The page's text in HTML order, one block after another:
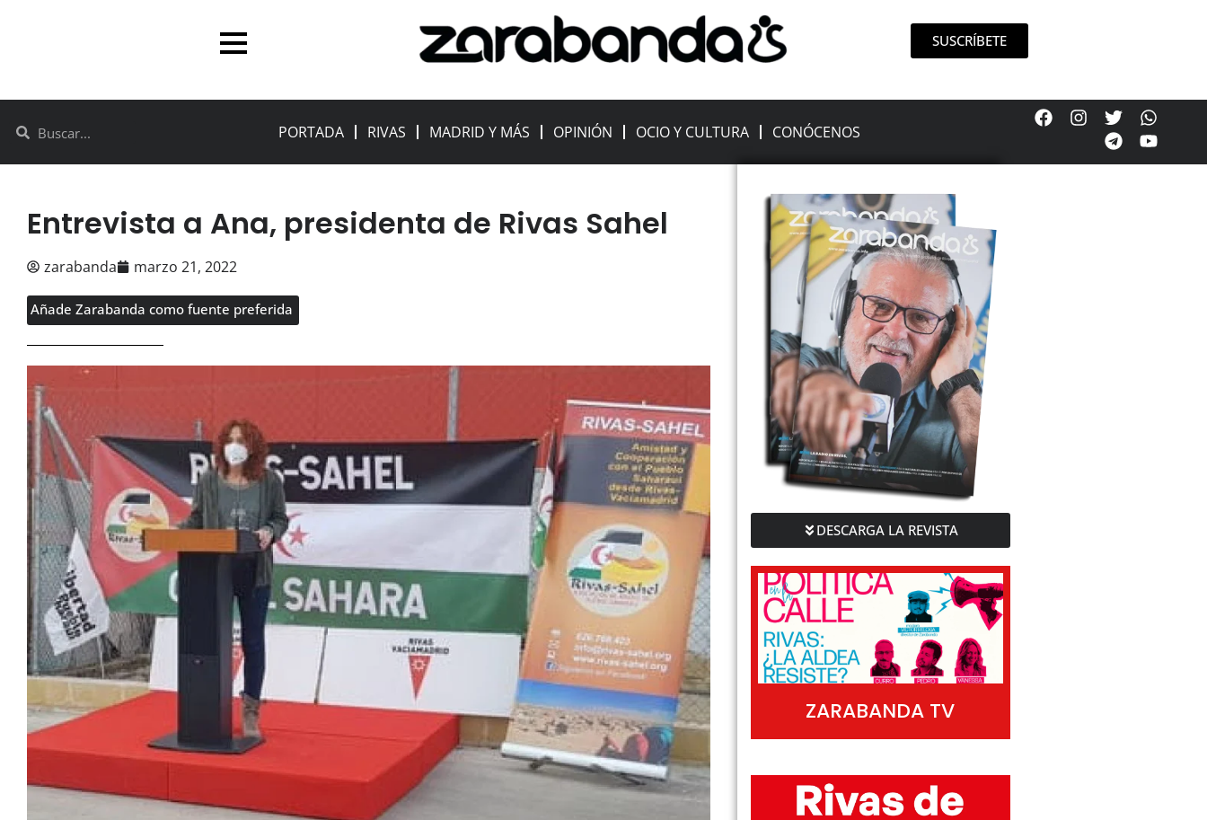
SUSCRÍBETE
PORTADA RIVAS MADRID Y MÁS OPINIÓN OCIO Y CULTURA CONÓCENOS
Entrevista a Ana, presidenta de Rivas Sahel
zarabanda marzo 21, 2022
Añade Zarabanda como fuente preferida
DESCARGA LA REVISTA
ZARABANDA TV